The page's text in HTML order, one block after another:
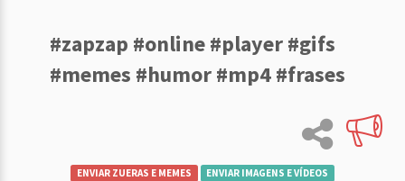
#zapzap #online #player #gifs
#memes #humor #mp4 #frases
ENVIAR ZUERAS E MEMES ENVIAR IMAGENS E VÍDEOS